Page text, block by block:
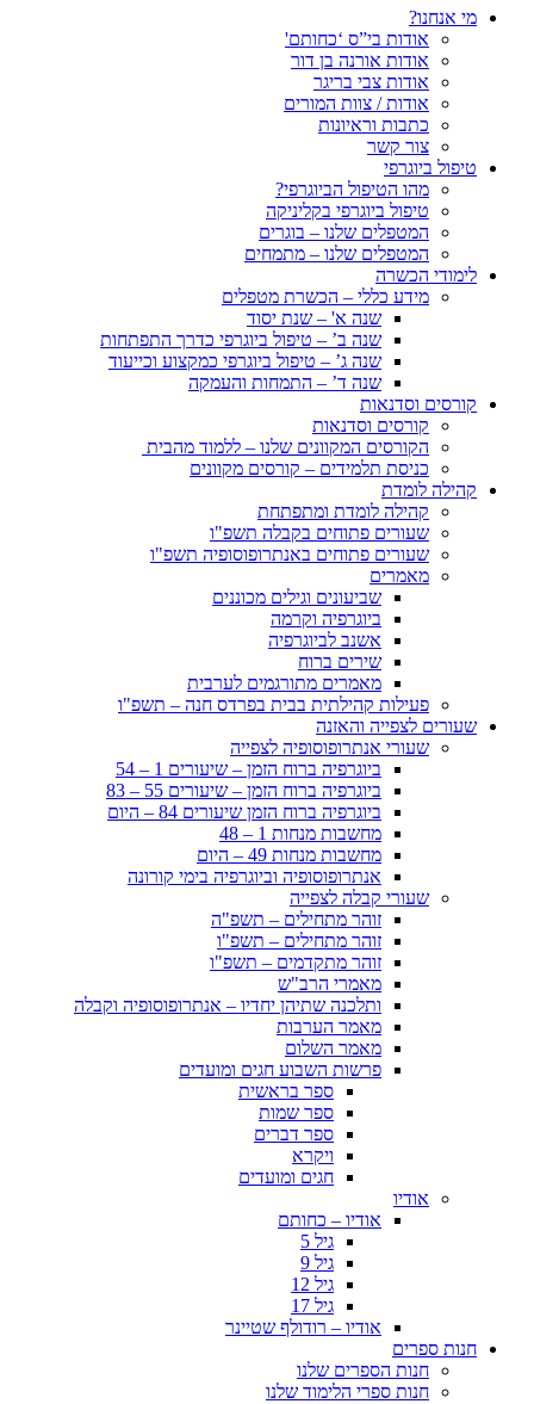
מי אנחנו?
אודות בי”ס ‘כחותם'
אודות אורנה בן דור
אודות צבי בריגר
אודות / צוות המורים
כתבות וראיונות
צור קשר
טיפול ביוגרפי
מהו הטיפול הביוגרפי?
טיפול ביוגרפי בקליניקה
המטפלים שלנו – בוגרים
המטפלים שלנו – מתמחים
לימודי הכשרה
מידע כללי – הכשרת מטפלים
שנה א' – שנת יסוד
שנה ב’ – טיפול ביוגרפי כדרך התפתחות
שנה ג’ – טיפול ביוגרפי כמקצוע וכייעוד
שנה ד’ – התמחות והעמקה
קורסים וסדנאות
קורסים וסדנאות
הקורסים המקוונים שלנו – ללמוד מהבית
כניסת תלמידים – קורסים מקוונים
קהילה לומדת
קהילה לומדת ומתפתחת
שעורים פתוחים בקבלה תשפ"ו
שעורים פתוחים באנתרופוסופיה תשפ"ו
מאמרים
שביעונים וגילים מכוננים
ביוגרפיה וקרמה
אשנב לביוגרפיה
שירים ברוח
מאמרים מתורגמים לערבית
פעילות קהילתית בבית בפרדס חנה – תשפ"ו
שעורים לצפייה והאזנה
שעורי אנתרופוסופיה לצפייה
ביוגרפיה ברוח הזמן – שיעורים 1 – 54
ביוגרפיה ברוח הזמן – שיעורים 55 – 83
ביוגרפיה ברוח הזמן שיעורים 84 – היום
מחשבות מנחות 1 – 48
מחשבות מנחות 49 – היום
אנתרופוסופיה וביוגרפיה בימי קורונה
שעורי קבלה לצפייה
זוהר מתחילים – תשפ"ה
זוהר מתחילים – תשפ"ו
זוהר מתקדמים – תשפ"ו
מאמרי הרב"ש
ותלכנה שתיהן יחדיו – אנתרופוסופיה וקבלה
מאמר הערבות
מאמר השלום
פרשות השבוע חגים ומועדים
ספר בראשית
ספר שמות
ספר דברים
ויקרא
חגים ומועדים
אודיו
אודיו – כחותם
גיל 5
גיל 9
גיל 12
גיל 17
אודיו – רודולף שטיינר
חנות ספרים
חנות הספרים שלנו
חנות ספרי הלימוד שלנו